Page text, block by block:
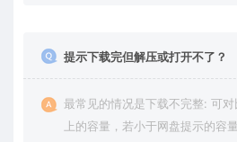
提示下载完但解压或打开不了？
最常见的情况是下载不完整: 可
上的容量，若小于网盘提示的容